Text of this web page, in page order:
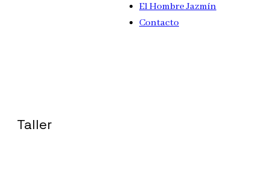
El Hombre Jazmín
Contacto
Taller